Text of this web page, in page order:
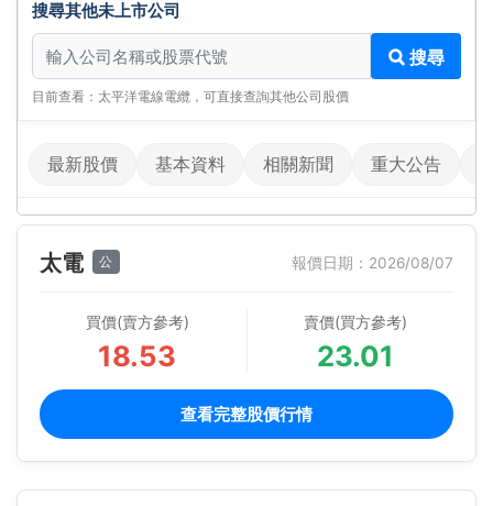
搜尋其他未上市公司
搜尋其他未上市公司
搜尋
目前查看：太平洋電線電纜，可直接查詢其他公司股價
最新股價 基本資料 相關新聞 重大公告
太電 公 報價日期：2026/08/07
買價(賣方參考)
18.53
賣價(買方參考)
23.01
查看完整股價行情